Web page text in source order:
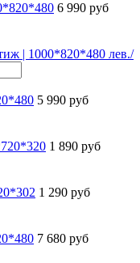
6 990 руб
| 1000*820*480 лев./
5 990 руб
1 890 руб
1 290 руб
7 680 руб